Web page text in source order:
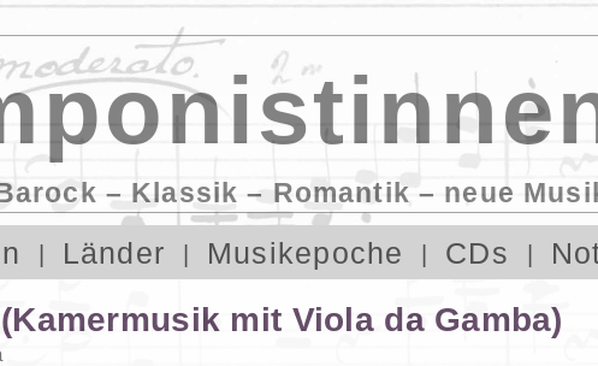
– Klassik – Romantik – neue
Länder Musikepoche CDs
mit Viola da Gamba)